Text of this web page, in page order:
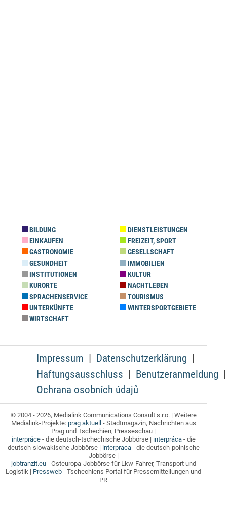
BILDUNG
DIENSTLEISTUNGEN
EINKAUFEN
FREIZEIT, SPORT
GASTRONOMIE
GESELLSCHAFT
GESUNDHEIT
IMMOBILIEN
INSTITUTIONEN
KULTUR
KURORTE
NACHTLEBEN
SPRACHENSERVICE
TOURISMUS
UNTERKÜNFTE
WINTERSPORTGEBIETE
WIRTSCHAFT
Impressum
Datenschutzerklärung
Haftungsausschluss
Benutzeranmeldung
Ochrana osobních údajů
© 2004 - 2026, Medialink Communications Consult s.r.o. | Weitere
Medialink-Projekte: prag aktuell - Stadtmagazin, Nachrichten aus
Prag und Tschechien, Presseschau |
interpráce- die deutsch-tschechische Jobbörse | interpráca- die
deutsch-slowakische Jobbörse | interpraca- die deutsch-polnische
Jobbörse |
jobtranzit.eu- Osteuropa-Jobbörse für Lkw-Fahrer, Transport und
Logistik | Pressweb - Tschechiens Portal für Pressemitteilungen und
PR